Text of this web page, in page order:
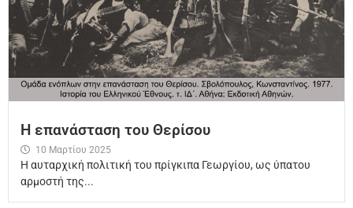
Η επανάσταση του Θερίσου
10 Μαρτίου 2025
Η αυταρχική πολιτική του πρίγκιπα Γεωργίου, ως ύπατου
αρμοστή της...